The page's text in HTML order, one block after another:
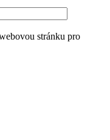
stránku pro